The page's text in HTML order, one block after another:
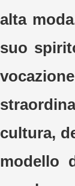
alta
suo
cultura,
modello